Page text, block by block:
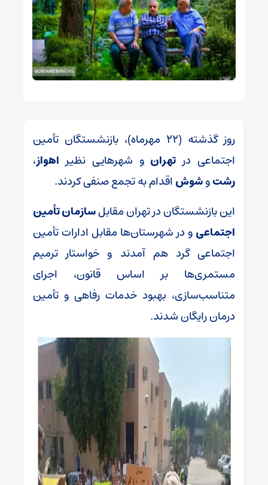
روز گذشته (۲۲ مهرماه)، بازنشستگان تأمین
اجتماعی در تهران و شهرهایی نظیر اهواز،
رشتوشوشاقدام به تجمع صنفی کردند.
این بازنشستگان در تهران مقابلسازمان تأمین
اجتماعیو در شهرستان‌ها مقابل ادارات تأمین
اجتماعی گرد هم آمدند و خواستار ترمیم
مستمری‌ها بر اساس قانون، اجرای
متناسب‌سازی، بهبود خدمات رفاهی و تأمین
درمان رایگان شدند.